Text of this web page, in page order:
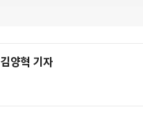
김양혁 기자